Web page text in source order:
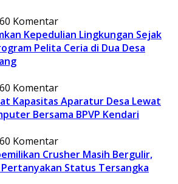
0 Komentar
Kepedulian Lingkungan Sejak
Pelita Ceria di Dua Desa
0 Komentar
Kapasitas Aparatur Desa Lewat
Bersama BPVP Kendari
0 Komentar
Crusher Masih Bergulir,
Pertanyakan Status Tersangka